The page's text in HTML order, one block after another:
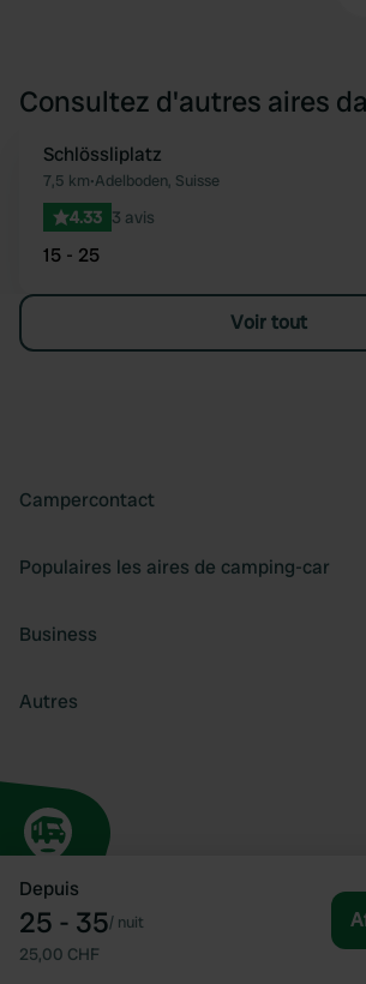
Depuis
25 - 35/ nuit
25,00 CHF
Consultez d'autres aires
Schlössliplatz
7,5 km•Adelboden, Suisse
4.33 3 avis
15 - 25
Voir tout
Campercontact
Populaires les aires de camping-car
Business
Autres